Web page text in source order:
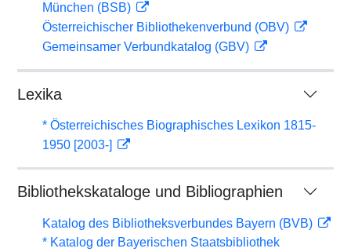
München (BSB)
Österreichischer Bibliothekenverbund (OBV)
Gemeinsamer Verbundkatalog (GBV)
Lexika
* Österreichisches Biographisches Lexikon 1815-
1950 [2003-]
Bibliothekskataloge und Bibliographien
Katalog des Bibliotheksverbundes Bayern (BVB)
* Katalog der Bayerischen Staatsbibliothek